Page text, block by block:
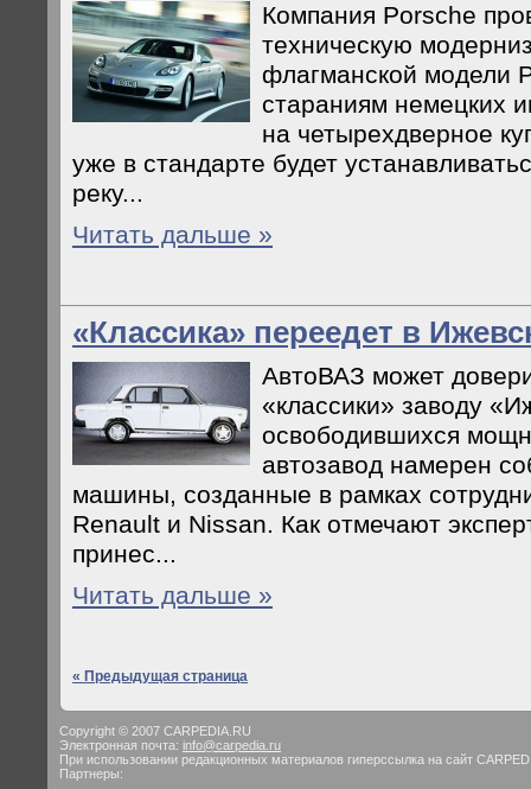
Компания Porsche
техническую
флагманской модели
стараниям немецких
на четырехдверное
уже в стандарте будет
реку...
Читать дальше »
«Классика» переедет в
АвтоВАЗ может
«классики» заводу
освободившихся
автозавод намерен
машины, созданные в рамках
Renault и Nissan. Как отмечают
принес...
Читать дальше »
« Предыдущая страница
Copyright © 2007 CARPEDIA.RU
Электронная почта: info@carpedia.ru
При использовании редакционных материалов гиперссылка на сайт
Партнеры: